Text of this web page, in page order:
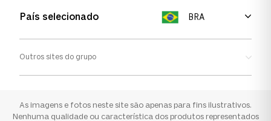
País selecionado BRA
Outros sites do grupo
Ray-ban
As imagens e fotos neste site são apenas para fins ilustrativos.
Nenhuma qualidade ou característica dos produtos representados